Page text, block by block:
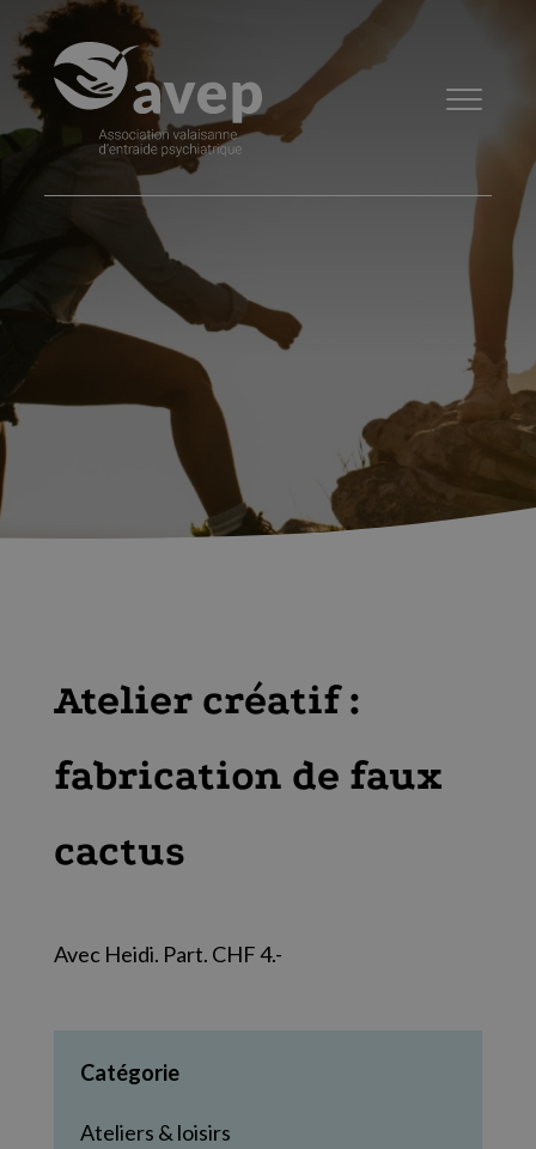
Atelier créatif :
fabrication de faux
cactus
Avec Heidi. Part. CHF 4.-
Catégorie
Ateliers & loisirs